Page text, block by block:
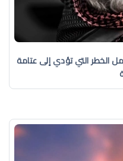
الخطر التي تؤدي إلى عتامة